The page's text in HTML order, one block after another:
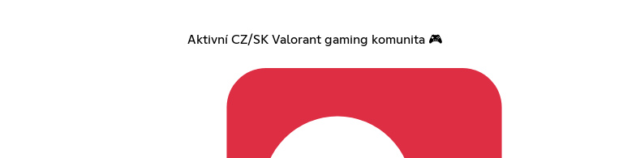
Aktivní CZ/SK Valorant gaming komunita 🎮